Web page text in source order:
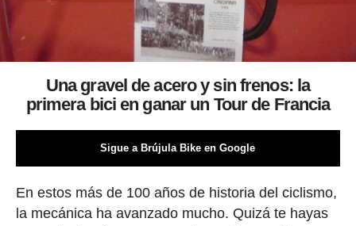
Una gravel de acero y sin frenos: la
primera bici en ganar un Tour de Francia
Sigue a Brújula Bike en Google
En estos más de 100 años de historia del ciclismo,
la mecánica ha avanzado mucho. Quizá te hayas